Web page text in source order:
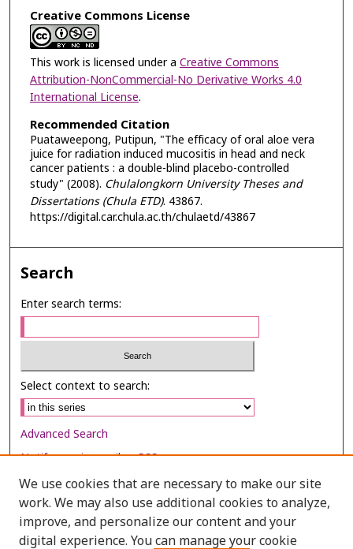
Creative Commons License
This work is licensed under a Creative Commons
Attribution-NonCommercial-No Derivative Works 4.0
International License.
Recommended Citation
Puataweepong, Putipun, "The efficacy of oral aloe vera
juice for radiation induced mucositis in head and neck
cancer patients : a double-blind placebo-controlled
study" (2008). Chulalongkorn University Theses and
Dissertations (Chula ETD). 43867.
https://digital.car.chula.ac.th/chulaetd/43867
Search
Enter search terms:
Select context to search:
Advanced Search
Notify me via email orRSS
Browse
Collections
Disciplines
We use cookies that are necessary to make our site
work. We may also use additional cookies to analyze,
improve, and personalize our content and your
digital experience. You can manage your cookie